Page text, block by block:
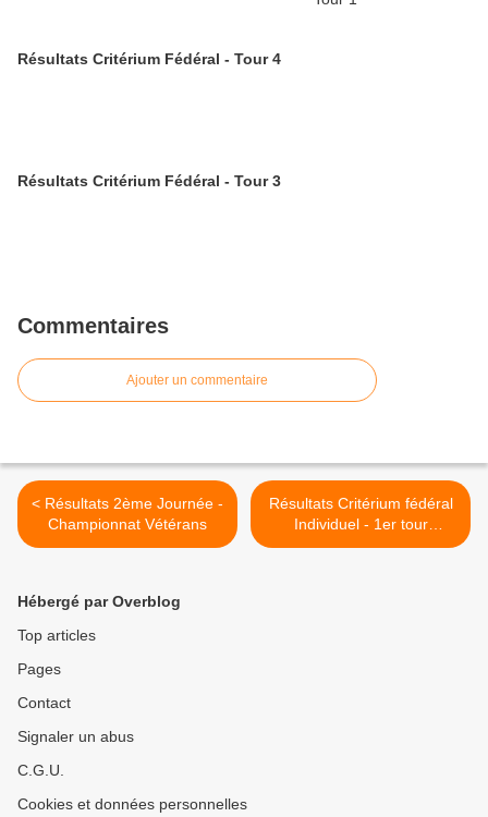
Résultats Critérium Fédéral - Tour 4
Résultats Critérium Fédéral - Tour 3
Commentaires
Ajouter un commentaire
< Résultats 2ème Journée -
Championnat Vétérans
Résultats Critérium fédéral
Individuel - 1er tour
2015/2016 >
Hébergé par Overblog
Top articles
Pages
Contact
Signaler un abus
C.G.U.
Cookies et données personnelles